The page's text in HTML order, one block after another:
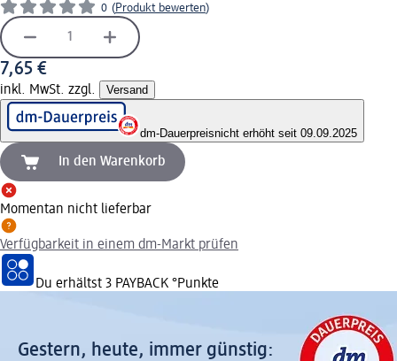
0 (Produkt bewerten)
7,65 €
inkl. MwSt. zzgl. Versand
dm-Dauerpreisnicht erhöht seit 09.09.2025
In den Warenkorb
Momentan nicht lieferbar
Verfügbarkeit in einem dm-Markt prüfen
Du erhältst 3 PAYBACK °Punkte
Gestern, heute, immer günstig: